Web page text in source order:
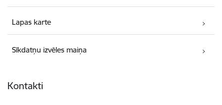
Lapas karte
Sīkdatņu izvēles maiņa
Kontakti